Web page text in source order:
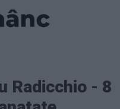
Radicchio - 8